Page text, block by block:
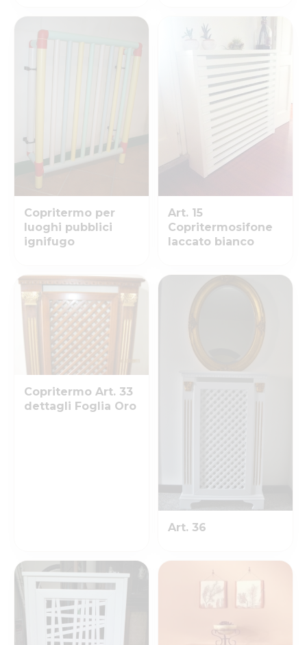
Copritermo per
luoghi pubblici
ignifugo
Art. 15
Copritermosifone
laccato bianco
Copritermo Art. 33
dettagli Foglia Oro
Art. 36